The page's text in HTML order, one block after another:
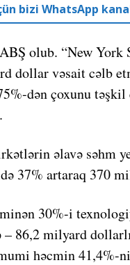
bizi WhatsApp
olub. “New York
dollar vəsait cəlb
dən çoxunu təşkil
əlavə səhm
37% artaraq 370
30%-i
86,2 milyard
həcmin 41,4%-